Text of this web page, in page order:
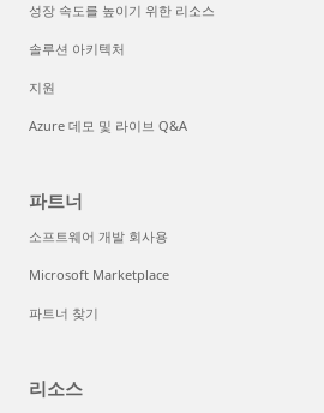
성장 속도를 높이기 위한 리소스
솔루션 아키텍처
지원
Azure 데모 및 라이브 Q&A
파트너
소프트웨어 개발 회사용
Microsoft Marketplace
파트너 찾기
리소스